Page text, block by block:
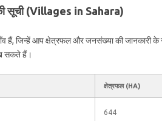
सूची (Villages in Sahara)
हैं, जिन्हें आप क्षेत्रफल और जनसंख्या की जानकारी के
सकते हैं।
क्षेत्रफल (HA)
644